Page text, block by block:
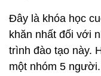
Đây là khóa học
khăn nhất đối với
trình đào tạo này.
một nhóm 5